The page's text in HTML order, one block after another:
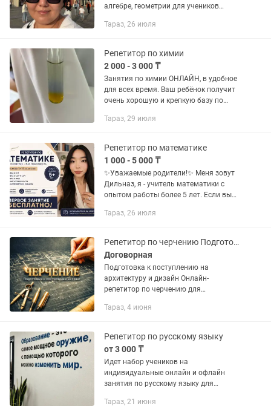
алгебре, геометрии для учеников
обучения. Занятия провожу на
Тараз, 26 июля
Репетитор по химии
2 000 - 3 000 ₸
Занятия по химии ОНЛАЙН, в удобное
для всех время. Ваш ребёнок получит
очень хорошую и крепкую базу по
знаний. Уроки будут проходить в
Тараз, 29 июля
Репетитор по математике
1 000 - 5 000 ₸
✨Уважаемые родители!✨ Меня зовут
Дильназ, я - учитель математики с
опытом работы более 5 лет. Если вы
понимал математику, улучшил оценки
Тараз, 26 июля
Репетитор по черчению Подготовка к поступлению (грант)
Договорная
Подготовка к поступлению на
архитектуру и дизайн Онлайн-
репетитор по черчению для
с нуля подготовиться к творческому
высокий...
Тараз, 4 июня
Репетитор по русскому языку
от 3 000 ₸
Идет набор учеников на
индивидуальные онлайн и офлайн
занятия по русскому языку для
Освоить базовый уровень и подтянуть
Тараз, 21 июня